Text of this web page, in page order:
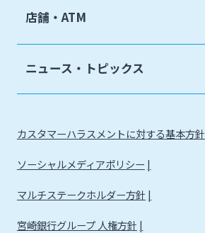
店舗・ATM
ニュース・トピックス
カスタマーハラスメントに対する基本方針
ソーシャルメディアポリシー
マルチステークホルダー方針
宮崎銀行グループ 人権方針